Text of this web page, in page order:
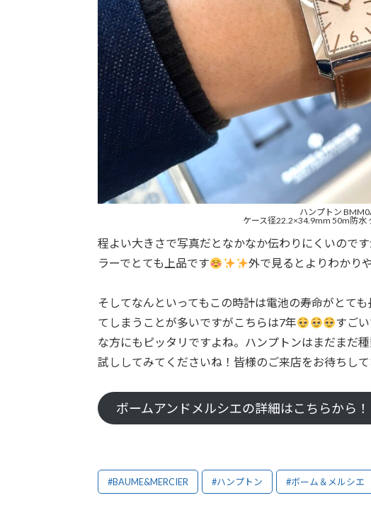
ハンプトン
ケース径22.2×34.9mm 50m防水
程よい大きさで写真だとなかなか伝わりにくいので
ラーでとても上品です
外で見るとよりわかり
そしてなんといってもこの時計は電池の寿命がとて
てしまうことが多いですがこちらは7年
すご
な方にもピッタリですよね。ハンプトンはまだまだ
試ししてみてくださいね！皆様のご来店をお待ちし
ボームアンドメルシエの詳細はこちらから！
#BAUME&MERCIER #ハンプトン #ボーム＆メルシエ